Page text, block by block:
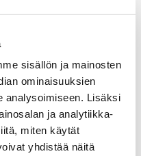
sisällön ja mainosten
ominaisuuksien
analysoimiseen. Lisäksi
ja analytiikka-
miten käytät
yhdistää näitä